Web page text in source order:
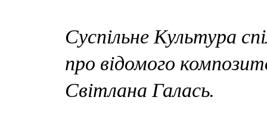
Суспільне Культура
про відомого
Світлана Галась.